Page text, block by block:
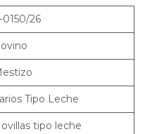
0150/26
Tipo Leche
tipo leche